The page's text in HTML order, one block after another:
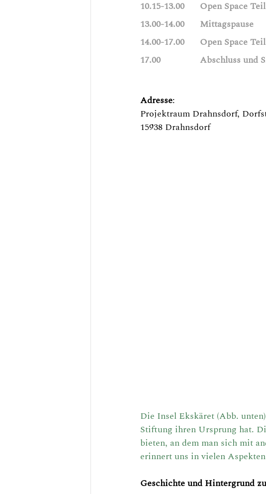
10.15-13.00
13.00-14.00 	Mittagspause
14.00-17.00
17.00 		Abschluss
Adresse:
Projektraum Drahnsdorf,
15938 Drahnsdorf
Die Insel Ekskäret (Abb.
Stiftung ihren Ursprung hat.
bieten, an dem man sich mit
erinnert uns in vielen
Geschichte und Hintergrund